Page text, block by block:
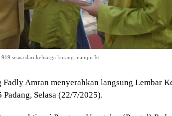
siswa dari keluarga kurang mampu.Ist
Amran menyerahkan langsung Lembar
Selasa (22/7/2025).